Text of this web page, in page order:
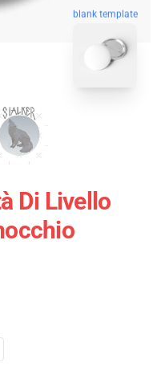
blank template
Di Livello